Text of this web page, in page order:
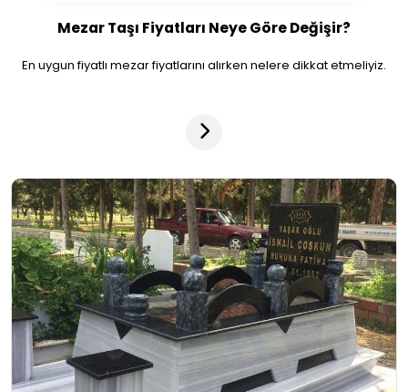
Mezar Taşı Fiyatları Neye Göre Değişir?
En uygun fiyatlı mezar fiyatlarını alırken nelere dikkat etmeliyiz.